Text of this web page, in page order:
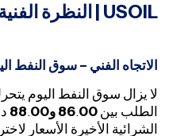
USOIL | النظرة
الاتجاه الفني – سوق النفط
لا يزال سوق النفط اليوم
الطلب بين
86.00 و88 .00
الشرائية الأخيرة الأسعار